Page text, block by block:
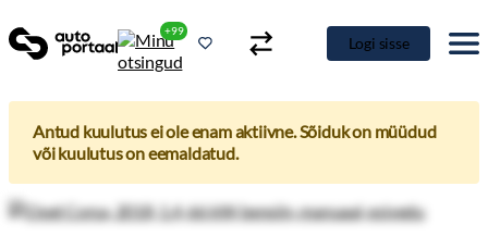
+99
Logi sisse
Antud kuulutus ei ole enam aktiivne. Sõiduk on müüdud
või kuulutus on eemaldatud.